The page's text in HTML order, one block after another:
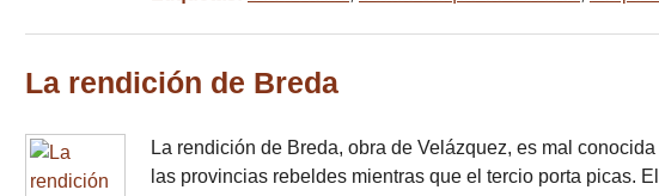
La rendición de Breda
La rendición de Breda, obra de Velázquez, es mal
las provincias rebeldes mientras que el tercio porta picas.